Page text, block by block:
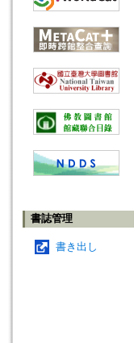
書誌管理
書き出し